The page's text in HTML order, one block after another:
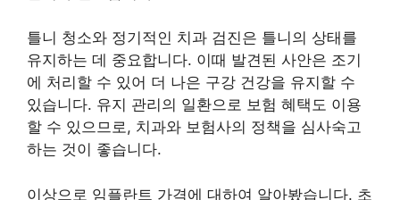
틀니 청소와 정기적인 치과 검진은 틀니의 상태를
유지하는 데 중요합니다. 이때 발견된 사안은 조기
에 처리할 수 있어 더 나은 구강 건강을 유지할 수
있습니다. 유지 관리의 일환으로 보험 혜택도 이용
할 수 있으므로, 치과와 보험사의 정책을 심사숙고
하는 것이 좋습니다.
이상으로 임플란트 가격에 대하여 알아봤습니다. 초